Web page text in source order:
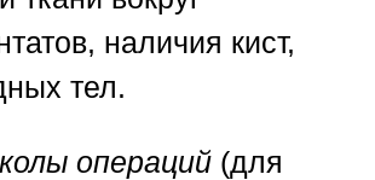
наличия кист,
тел.
операций (для